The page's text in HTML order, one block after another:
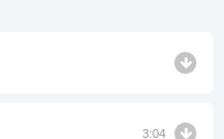
3:04